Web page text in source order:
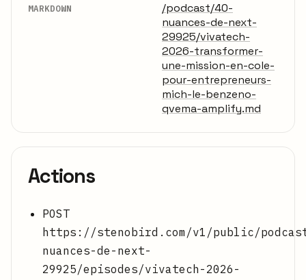
MARKDOWN
/podcast/40-
nuances-de-next-
29925/vivatech-
2026-transformer-
une-mission-en-cole-
pour-entrepreneurs-
mich-le-benzeno-
qvema-amplify.md
Actions
POST
https://stenobird.com/v1/public/
nuances-de-next-
29925/episodes/vivatech-2026-